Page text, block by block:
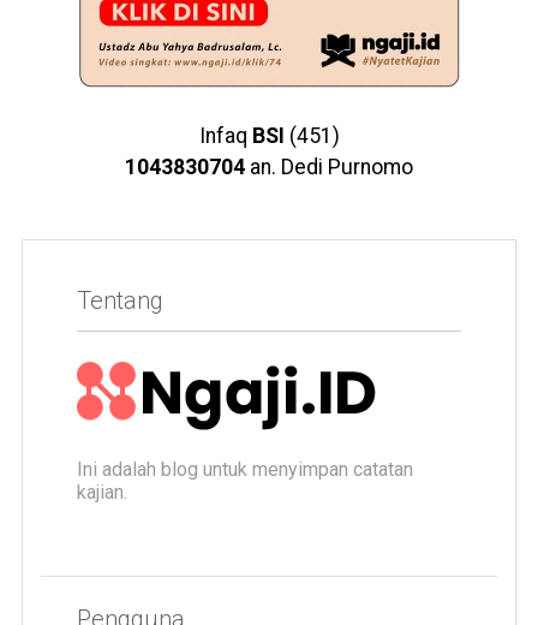
Infaq BSI (451)
1043830704 an. Dedi Purnomo
Tentang
Ini adalah blog untuk menyimpan catatan
kajian.